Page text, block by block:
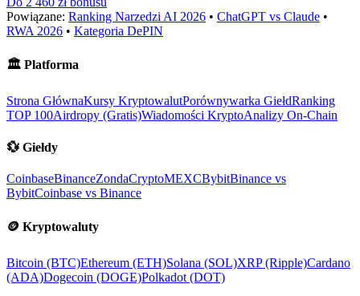
Powiązane: Ranking Narzedzi AI 2026 • ChatGPT vs Claude •
RWA 2026 • Kategoria DePIN
🏛️ Platforma
Strona GłównaKursy KryptowalutPorównywarka GiełdRanking
TOP 100Airdropy (Gratis)Wiadomości KryptoAnalizy On-Chain
💱 Giełdy
CoinbaseBinanceZondaCryptoMEXCBybitBinance vs
BybitCoinbase vs Binance
🪙 Kryptowaluty
Bitcoin (BTC)Ethereum (ETH)Solana (SOL)XRP (Ripple)Cardano
(ADA)Dogecoin (DOGE)Polkadot (DOT)